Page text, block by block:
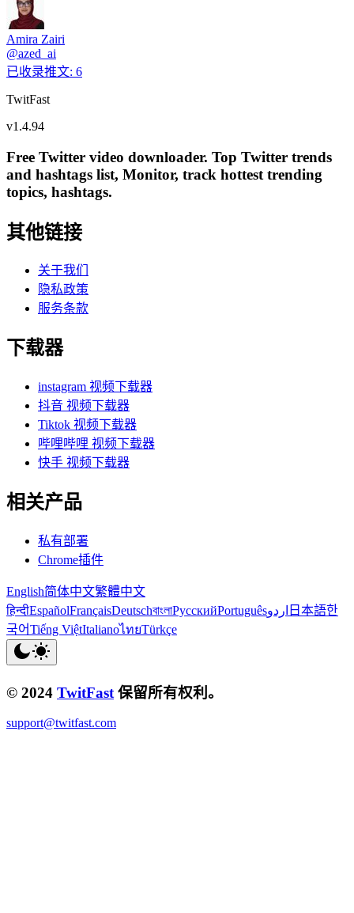
Amira Zairi
@azed_ai
已收录推文: 6
TwitFast
v1.4.94
Free Twitter video downloader. Top Twitter trends
and hashtags list, Monitor, track hottest trending
topics, hashtags.
其他链接
关于我们
隐私政策
服务条款
下载器
instagram 视频下载器
抖音 视频下载器
Tiktok 视频下载器
哔哩哔哩 视频下载器
快手 视频下载器
相关产品
私有部署
Chrome插件
English简体中文繁體中文
हिन्दीEspañolFrançaisDeutschবাংলাРусскийPortuguêsاردو 日本語한
국어Tiếng ViệtItalianoไทยTürkçe
© 2024 TwitFast 保留所有权利。
support@twitfast.com